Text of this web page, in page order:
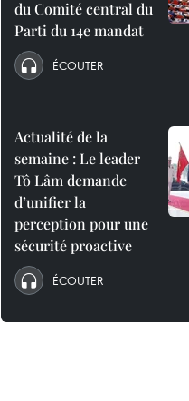
du Comité central du
Parti du 14e mandat
ÉCOUTER
Actualité de la
semaine : Le leader
Tô Lâm demande
d’unifier la
perception pour une
sécurité proactive
ÉCOUTER